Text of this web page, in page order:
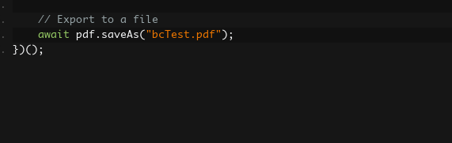
// Export to a file
await pdf . saveAs( "bcTest.pdf" );
})();